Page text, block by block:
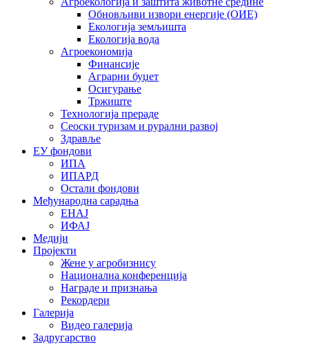
Обновљиви извори енергије (ОИЕ)
Екологија земљишта
Екологија вода
Агроекономија
Финансије
Аграрни буџет
Осигурање
Тржиште
Технологија прераде
Сеоски туризам и рурални развој
Здравље
ЕУ фондови
ИПА
ИПАРД
Остали фондови
Међународна сарадња
ЕНАЈ
ИФАЈ
Медији
Пројекти
Жене у агробизнису
Национална конференција
Награде и признања
Рекордери
Галерија
Видео галерија
Задругарство